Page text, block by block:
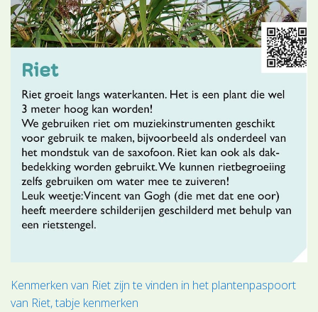
Kenmerken van Riet zijn te vinden in het plantenpaspoort
van Riet, tabje kenmerken